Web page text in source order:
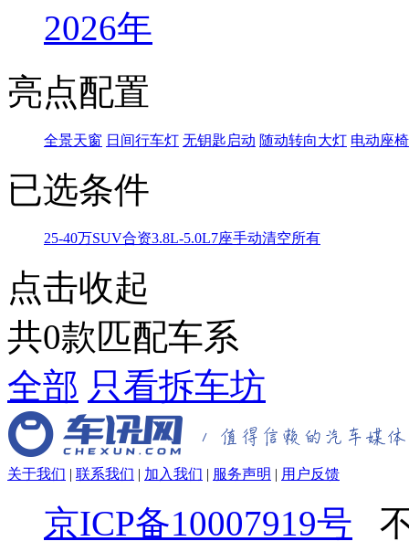
2026年
亮点配置
全景天窗 日间行车灯 无钥匙启动 随动转向大灯 电动座椅
已选条件
25-40万SUV合资3.8L-5.0L7座手动清空所有
点击收起
共0款匹配车系
全部 只看拆车坊
关于我们 | 联系我们 | 加入我们 | 服务声明 | 用户反馈
京ICP备10007919号